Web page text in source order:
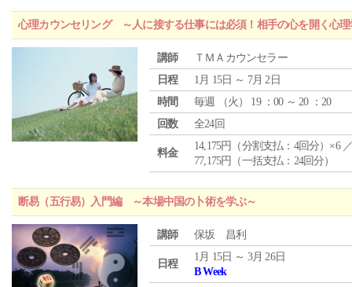
心理カウンセリング ～人に接する仕事には必須！相手の心を開く心理
講師
ＴＭＡカウンセラー
日程
1月 15日 ～ 7月 2日
時間
毎週 （火 ） 19 ：00 ～ 20 ：20
回数
全24回
料金
14,175円（分割支払：4回分）×6
77,175円（一括支払：24回分）
断易（五行易）入門編 ～本場中国の卜術を学ぶ～
講師 保坂 昌利
日程
1月 15日 ～ 3月 26日
B Week